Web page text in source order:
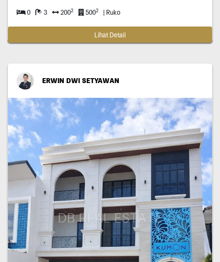
0 3 2002 5002 | Ruko
Lihat Detail
ERWIN DWI SETYAWAN